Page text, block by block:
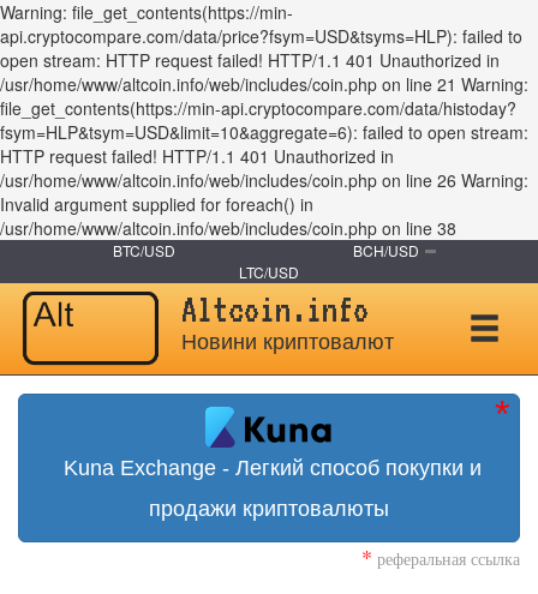
Warning: file_get_contents(https://min-
api.cryptocompare.com/data/price?fsym=USD&tsyms=HLP): failed to
open stream: HTTP request failed! HTTP/1.1 401 Unauthorized in
/usr/home/www/altcoin.info/web/includes/coin.php on line 21 Warning:
file_get_contents(https://min-api.cryptocompare.com/data/histoday?
fsym=HLP&tsym=USD&limit=10&aggregate=6): failed to open stream:
HTTP request failed! HTTP/1.1 401 Unauthorized in
/usr/home/www/altcoin.info/web/includes/coin.php on line 26 Warning:
Invalid argument supplied for foreach() in
/usr/home/www/altcoin.info/web/includes/coin.php on line 38
BTC/USD
BCH/USD
LTC/USD
Altcoin.info
Новини криптовалют
Kuna Exchange - Легкий способ покупки и
продажи криптовалюты
* реферальная ссылка